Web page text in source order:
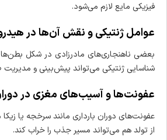
فیزیکی مایع لازم می‌شود.
عوامل ژنتیکی و نقش آن‌ها در
بعضی ناهنجاری‌های مادرزادی در شکل
شناسایی ژنتیکی می‌تواند پیش‌بینی و مدیریت
عفونت‌ها و آسیب‌های مغزی در
عفونت‌های دوران بارداری مانند سرخجه یا
از تولد هم می‌تواند مسیر جذب را خراب کند.